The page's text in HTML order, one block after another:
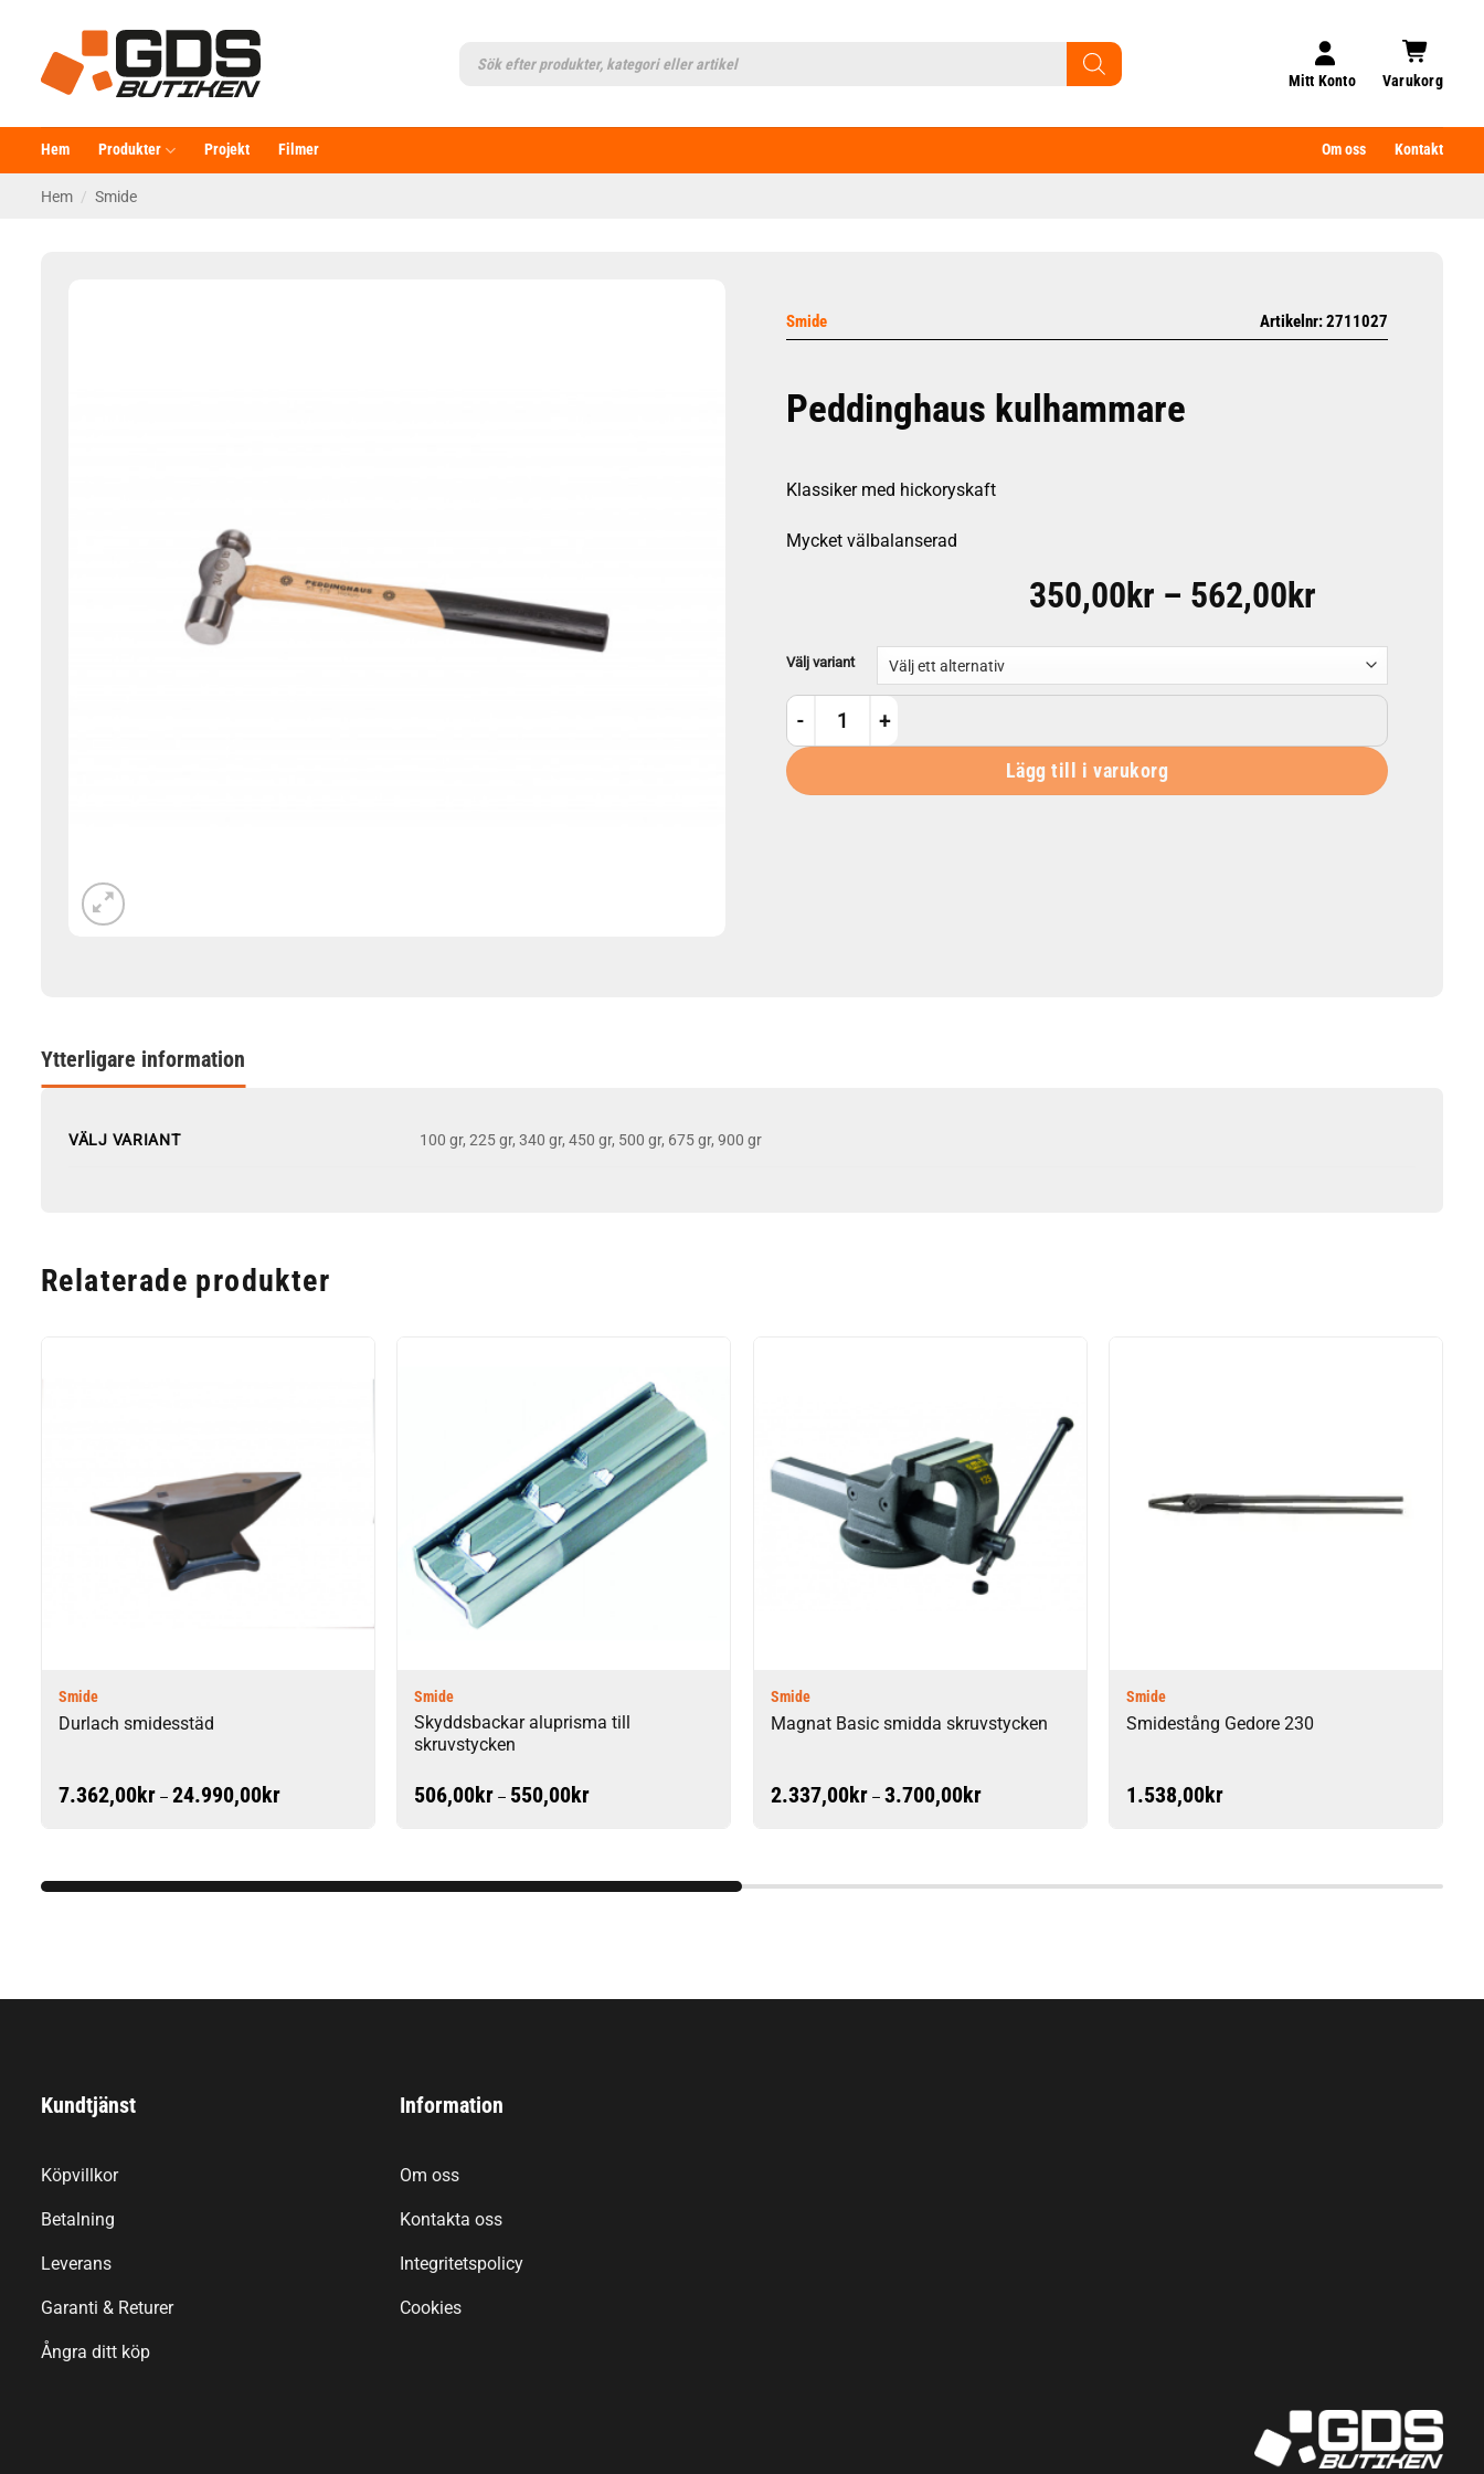
content
search
Mitt Konto Varukorg
Hem Produkter Projekt Filmer Om oss Kontakt
Hem / Smide
Smide Artikelnr: 2711027
Peddinghaus kulhammare
Klassiker med hickoryskaft
Mycket välbalanserad
350,00kr – 562,00kr
562,00kr
Välj variant
Peddinghaus kulhammare mängd
Lägg till i varukorg
Ytterligare information
VÄLJ VARIANT 100 gr, 225 gr, 340 gr, 450 gr, 500 gr, 675 gr, 900 gr
Relaterade produkter
Smide
Durlach smidesstäd
7.362,00kr – 24.990,00krPrisintervall:
Smide
Skyddsbackar aluprisma till
skruvstycken
506,00kr – 550,00krPrisintervall:
Smide
Magnat Basic smidda skruvstycken
2.337,00kr – 3.700,00krPrisintervall:
Smide
Smidestång Gedore 230
1.538,00kr
Kundtjänst
Köpvillkor
Betalning
Leverans
Garanti & Returer
Ångra ditt köp
Information
Om oss
Kontakta oss
Integritetspolicy
Cookies